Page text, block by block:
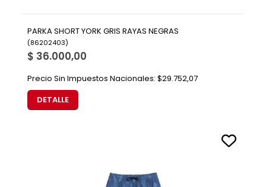
PARKA SHORT YORK GRIS RAYAS NEGRAS
(86202403)
$ 36.000,00
Precio Sin Impuestos Nacionales: $29.752,07
DETALLE